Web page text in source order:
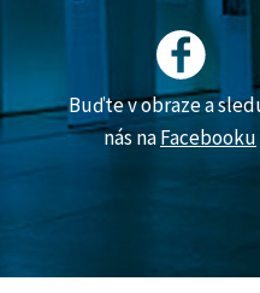
Buďte v obraze a
nás naFacebooku